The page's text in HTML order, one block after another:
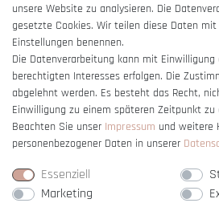
Vertrag
unsere Website zu analysieren. Die
gesetzte Cookies. Wir teilen diese Daten
Einstellungen benennen.
Die Datenverarbeitung kann mit
berechtigten Interesses erfolgen. Die
abgelehnt werden. Es besteht das Recht,
Einwilligung zu einem späteren Zeitpunkt
Beachten Sie unser Impressum und weitere
personenbezogener Daten in unserer
Essenziell
Marketing